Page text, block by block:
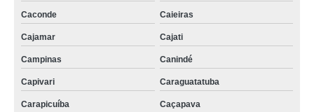
Caconde Caieiras
Cajamar Cajati
Campinas Canindé
Capivari Caraguatatuba
Carapicuíba Caçapava